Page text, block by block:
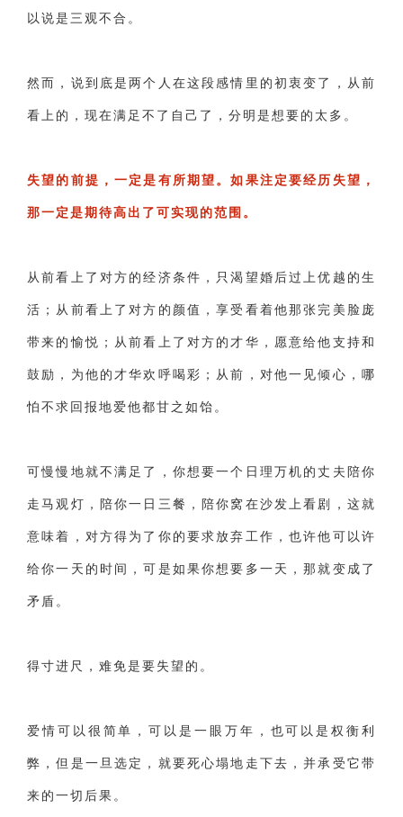
以说是三观不合。
然而，说到底是两个人在这段感情里的初衷变了，从前
看上的，现在满足不了自己了，分明是想要的太多。
失望的前提，一定是有所期望。如果注定要经历失望，
那一定是期待高出了可实现的范围。
从前看上了对方的经济条件，只渴望婚后过上优越的生
活；从前看上了对方的颜值，享受看着他那张完美脸庞
带来的愉悦；从前看上了对方的才华，愿意给他支持和
鼓励，为他的才华欢呼喝彩；从前，对他一见倾心，哪
怕不求回报地爱他都甘之如饴。
可慢慢地就不满足了，你想要一个日理万机的丈夫陪你
走马观灯，陪你一日三餐，陪你窝在沙发上看剧，这就
意味着，对方得为了你的要求放弃工作，也许他可以许
给你一天的时间，可是如果你想要多一天，那就变成了
矛盾。
得寸进尺，难免是要失望的。
爱情可以很简单，可以是一眼万年，也可以是权衡利
弊，但是一旦选定，就要死心塌地走下去，并承受它带
来的一切后果。